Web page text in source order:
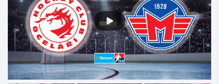
Rychlostní kanoistika
Short track
Sportovní střelba